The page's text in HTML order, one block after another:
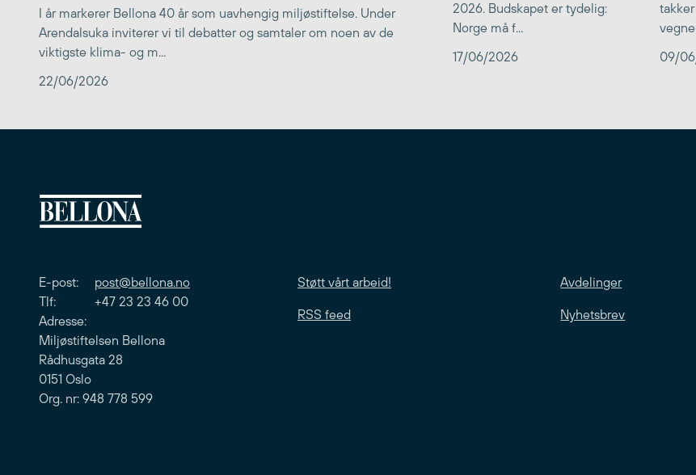
I år markerer Bellona 40 år som uavhengig miljøstiftelse. Under
Arendalsuka inviterer vi til debatter og samtaler om noen av de
viktigste klima- og m...
22/06/2026
2026. Budskapet er tydelig:
Norge må f...
17/06/2026
09/
E-post: post@bellona.no
Tlf: +47 23 23 46 00
Adresse:
Miljøstiftelsen Bellona
Rådhusgata 28
0151 Oslo
Org. nr: 948 778 599
Støtt vårt arbeid! Avdelinger
RSS feed Nyhetsbrev